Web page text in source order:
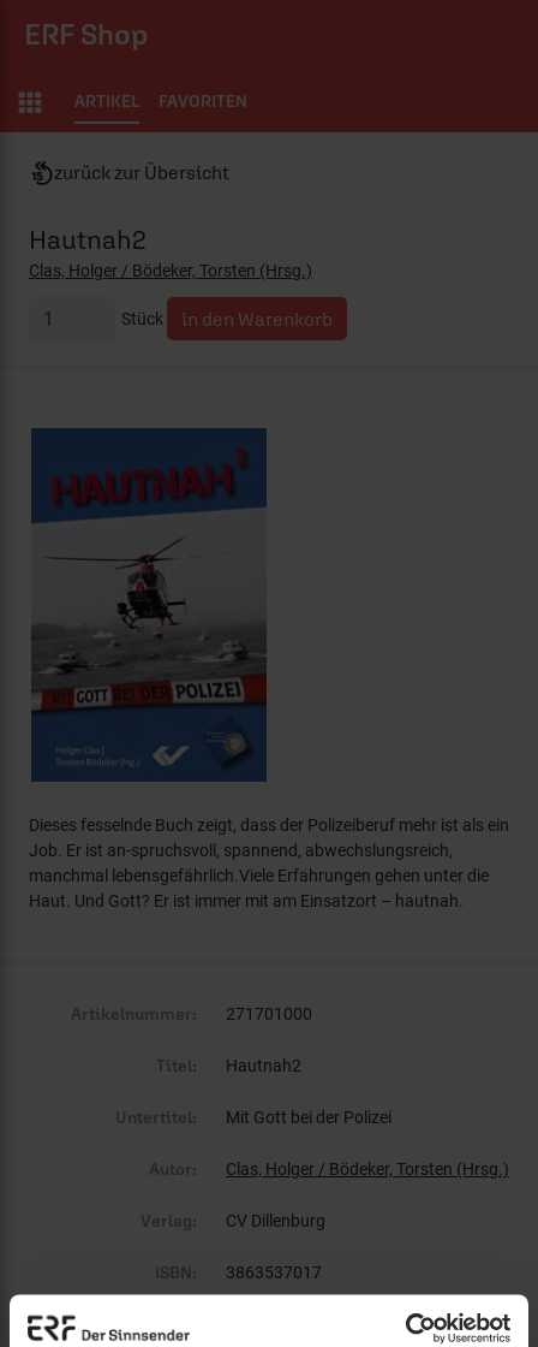
ERF Shop
ARTIKEL FAVORITEN
zurück zur Übersicht
Stück
Hautnah2
Clas, Holger / Bödeker, Torsten (Hrsg.)
Dieses fesselnde Buch zeigt, dass der Polizeiberuf mehr ist als ein
Job. Er ist an-spruchsvoll, spannend, abwechslungsreich,
manchmal lebensgefährlich.Viele Erfahrungen gehen unter die
Haut. Und Gott? Er ist immer mit am Einsatzort – hautnah.
Artikelnummer: 271701000
Titel: Hautnah2
Untertitel: Mit Gott bei der Polizei
Autor: Clas, Holger / Bödeker, Torsten (Hrsg.)
Verlag: CV Dillenburg
ISBN: 3863537017